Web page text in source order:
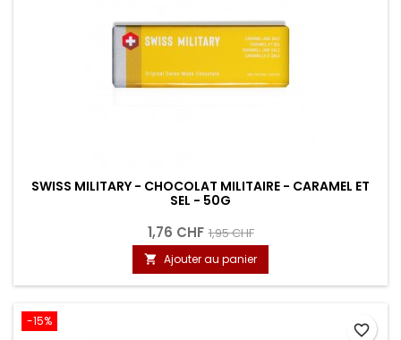
SWISS MILITARY - CHOCOLAT MILITAIRE - CARAMEL ET
SEL - 50G
1,76 CHF 1,95 CHF
 Ajouter au panier
-15%
favorite_border